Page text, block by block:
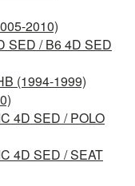
2010)
SED / B6 4D SED
(1994-1999)
4D SED / POLO
4D SED / SEAT